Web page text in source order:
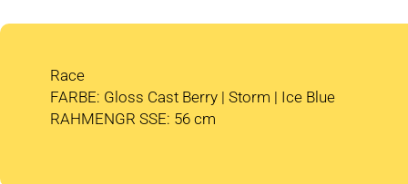
Race
FARBE: Gloss Cast Berry | Storm | Ice Blue
RAHMENGR SSE: 56 cm